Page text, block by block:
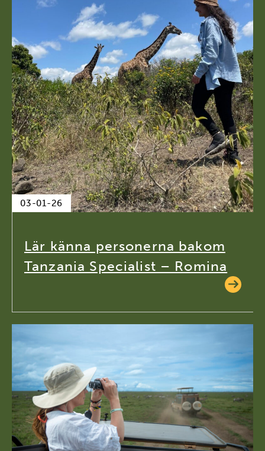
03-01-26
Lär känna personerna bakom
Tanzania Specialist – Romina